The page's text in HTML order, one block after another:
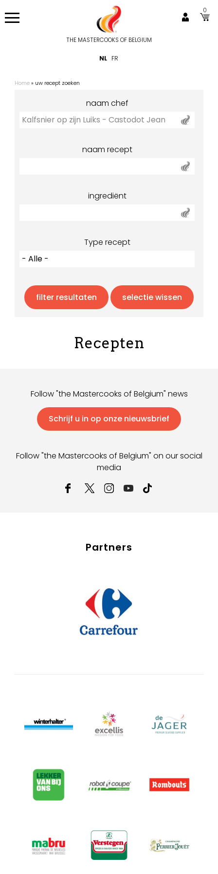
en
THE MASTERCOOKS OF BELGIUM
0
NL FR
Kruimelpad
Home uw recept zoeken
naam chef
naam recept
ingrediënt
Type recept
Recepten
Follow "the Mastercooks of Belgium" news
Schrijf u in op onze nieuwsbrief
Follow "the Mastercooks of Belgium" on our social
media
Partners